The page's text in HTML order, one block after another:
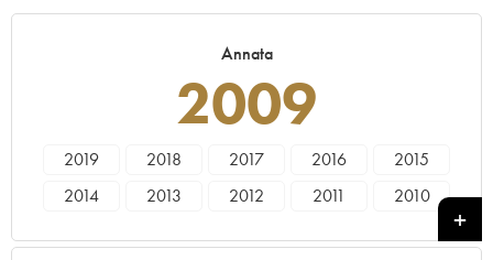
Annata
2009
2019 2018 2017 2016
2015
2014
2013 2012 2011
2010